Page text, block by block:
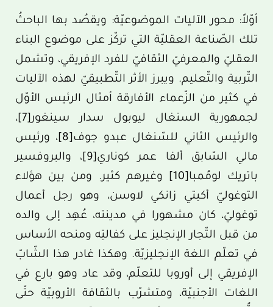
أوّلاً: محور الآليات الموضوعيّة: ويقصُد بها الباحثُ
تلك الصّناعة العقليّة التي تركّز على موضوع البناء
العقليّ والمعرفيّ الثقافيّ للفرد الإفريقي، وتشمل
التّربية والتّعليم. ويبرز الأثر التّطبيقيّ لهذه الآليات
في كثير من الزّعماء الأفارقة أمثال الرئيس الأوّل
لجمهورية السنغال ليوبول سدار سينغور[7]
،
والرئيس الثاني للسّنغال عبدو جوف[8]
، ورئيس
مالي السّابق ألفا عمر كوناري[9]
، والبروفسير
باتريك لومُمبا[10]
وغيرهم كثير. ومن بين هؤلاء
التوغوليّ أكيتي زانكي لاوسن، وهو رجل أعمال
توغوليّ، كان مشهورا في مدينته، عُهِد إلى والده
من قبل التّجار الإنجليز على كفالتِه ومنحه الأساس
في تعلّم اللغة الإنجليزيّة. وهكذا غادر هذا الشّابّ
الإفريقي إلى أوروبا للتعلّم، وقد عاد وهو بارع في
اللغات الأجنبيّة، ومتشرّب بالثقافة الأروبيّة حتّى